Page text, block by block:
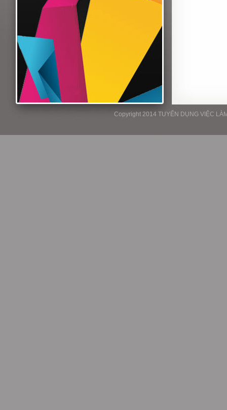
Copyright 2014 TUYỂN DỤNG VIỆC